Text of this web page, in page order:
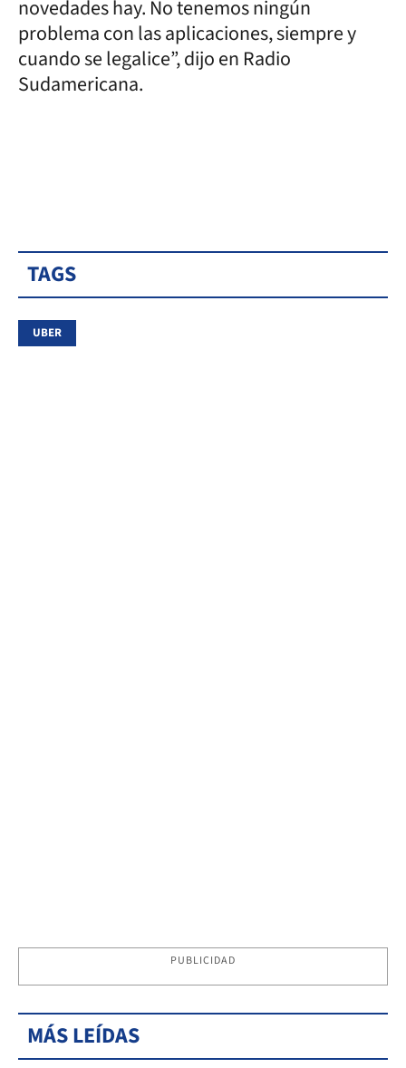
novedades hay. No tenemos ningún
problema con las aplicaciones, siempre y
cuando se legalice”, dijo en Radio
Sudamericana.
TAGS
UBER
PUBLICIDAD
MÁS LEÍDAS